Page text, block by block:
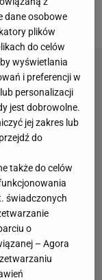
Angel Rodado.
dane osobowe
plików
do celów
wyświetlania
i preferencji w
personalizacji
jest dobrowolne.
jej zakres lub
do
także do celów
świadczonych
o
– Agora